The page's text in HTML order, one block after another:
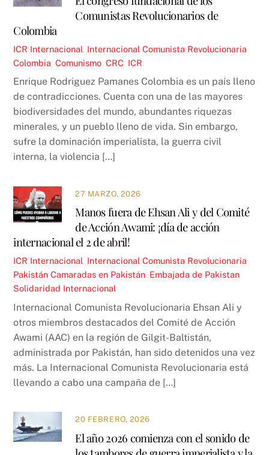
Comunistas Revolucionarios de
Colombia
ICR Internacional Internacional Comunista Revolucionaria
Colombia ,Comunismo ,CRC ICR
Enrique Rodriguez Pamanes Colombia es un país lleno
de contradicciones. Cuenta con una de las mayores
biodiversidades del mundo, abundantes riquezas
minerales, y un pueblo lleno de vida. Sin embargo,
sufre la dominación imperialista, la guerra civil
interna, la violencia […]
27 MARZO, 2026
Manos fuera de Ehsan Ali y del Comité
de Acción Awami: ¡día de acción
internacional el 2 de abril!
ICR Internacional Internacional Comunista Revolucionaria
Pakistán Camaradas en Pakistán Embajada de Pakistan
Solidaridad Internacional
Internacional Comunista Revolucionaria Ehsan Ali y
otros miembros destacados del Comité de Acción
Awami (AAC) en la región de Gilgit-Baltistán,
administrada por Pakistán, han sido detenidos una vez
más. La Internacional Comunista Revolucionaria está
llevando a cabo una campaña de […]
20 FEBRERO, 2026
El año 2026 comienza con el sonido de